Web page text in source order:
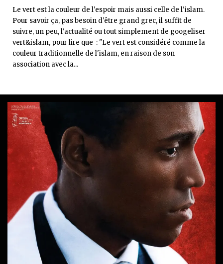
Le vert est la couleur de l'espoir mais aussi celle de l'islam.
Pour savoir ça, pas besoin d'être grand grec, il suffit de
suivre, un peu, l'actualité ou tout simplement de googeliser
vert&islam, pour lire que : "Le vert est considéré comme la
couleur traditionnelle de l'islam, en raison de son
association avec la...